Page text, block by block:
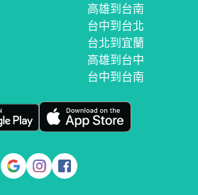
高雄到台南
台中到台北
台北到宜蘭
高雄到台中
台中到台南